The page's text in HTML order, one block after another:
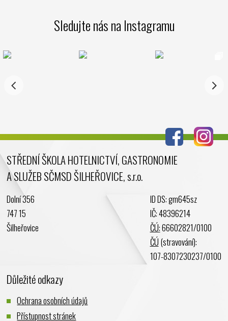
Leden 2025
Listopad 2024
Duben 2024
Březen 2024
Leden 2024
Listopad 2023
Srpen 2023
Červen 2023
Sledujte nás na Instagramu
STŘEDNÍ ŠKOLA HOTELNICTVÍ, GASTRONOMIE
A SLUŽEB SČMSD ŠILHEŘOVICE, s.r.o.
Dolní 356
747 15
Šilheřovice
ID DS: gm645sz
IČ: 48396214
ČÚ:66602821/0100
ČÚ (stravování):
107-8307230237/0100
Důležité odkazy
Ochrana osobních údajů
Přístupnost stránek